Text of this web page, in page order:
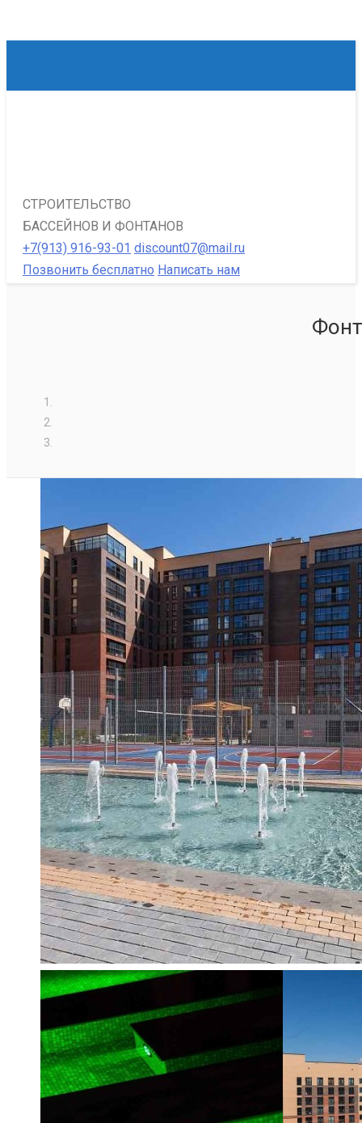
СТРОИТЕЛЬСТВО
БАССЕЙНОВ И ФОНТАНОВ
+7(913) 916-93-01 discount07@mail.ru
Позвонить бесплатно Написать нам